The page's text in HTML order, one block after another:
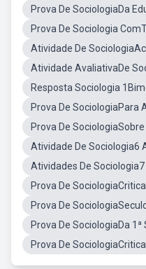
Prova De SociologiaDa
Prova De Sociologia
Atividade De
Atividade AvaliativaDe
Resposta Sociologia
Prova De SociologiaPara
Prova De
Atividade De Sociologia6
Atividades De
Prova De
Prova De
Prova De SociologiaDa
Prova De